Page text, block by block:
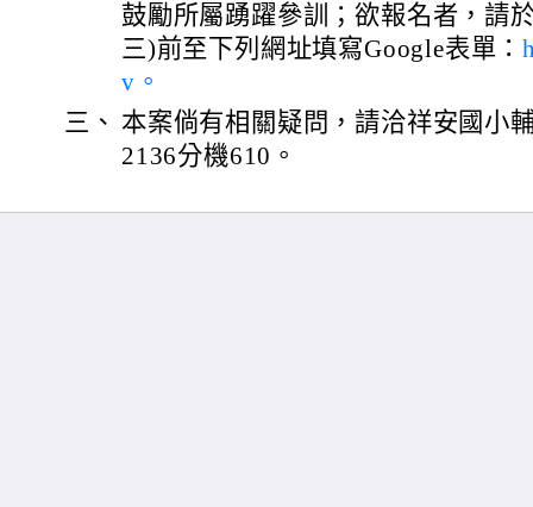
鼓勵所屬踴躍參訓；欲報名者，請
三)前至下列網址填寫Google表單：
v。
三、 本案倘有相關疑問，請洽祥安國小
2136分機610。